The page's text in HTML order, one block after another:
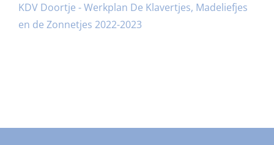
KDV Doortje - Werkplan De Klavertjes, Madeliefjes
en de Zonnetjes 2022-2023